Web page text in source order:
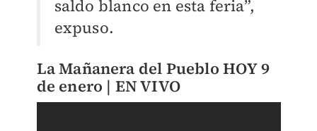
saldo blanco en esta feria”,
expuso.
La Mañanera del Pueblo HOY 9
de enero | EN VIVO